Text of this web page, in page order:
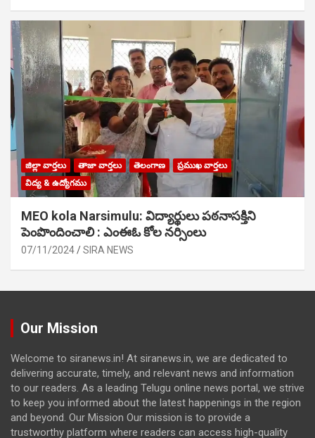
జిల్లా వార్తలు తాజా వార్తలు తెలంగాణ
ప్రముఖ వార్తలు
విద్య & ఉద్యోగము
MEO kola Narsimulu: విద్యార్థులు పఠ‌నాసక్తిని
పెంపొందించాలి : ఎంఈఓ కోల నర్సింలు
07/11/2024 SIRA NEWS
Our Mission
Welcome to siranews.in! At siranews.in, we are dedicated to
delivering accurate, timely, and relevant news and information
to our readers. As a leading Telugu online news portal, we strive
to keep you informed about the latest happenings in the region
and beyond. Our Mission Our mission is to provide a
trustworthy platform where readers can access high-quality